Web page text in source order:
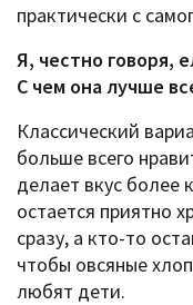
практически с
Я, честно говоря,
С чем она лучше
Классический
больше всего
делает вкус более
остается приятно
сразу, а кто-то
чтобы овсяные
любят дети.